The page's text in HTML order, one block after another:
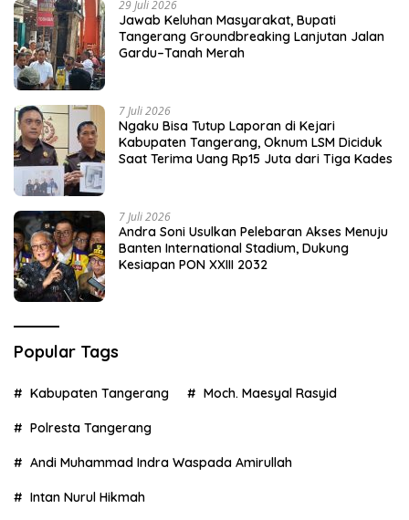
29 Juli 2026
Jawab Keluhan Masyarakat, Bupati
Tangerang Groundbreaking Lanjutan Jalan
Gardu–Tanah Merah
7 Juli 2026
Ngaku Bisa Tutup Laporan di Kejari
Kabupaten Tangerang, Oknum LSM Diciduk
Saat Terima Uang Rp15 Juta dari Tiga Kades
7 Juli 2026
Andra Soni Usulkan Pelebaran Akses Menuju
Banten International Stadium, Dukung
Kesiapan PON XXIII 2032
Popular Tags
Kabupaten Tangerang Moch. Maesyal Rasyid
Polresta Tangerang
Andi Muhammad Indra Waspada Amirullah
Intan Nurul Hikmah